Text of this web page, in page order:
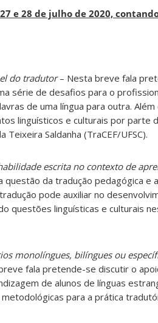
e 28 de julho de 2020,
do tradutor– Nesta breve fala
série de desafios para o
de uma língua para outra.
linguísticos e culturais por parte
Saldanha (TraCEF/UFSC).
escrita no contexto de
da tradução pedagógica e
pode auxiliar no
questões linguísticas e culturais
monolíngues, bilíngues ou
fala pretende-se discutir o
de alunos de línguas
para a prática